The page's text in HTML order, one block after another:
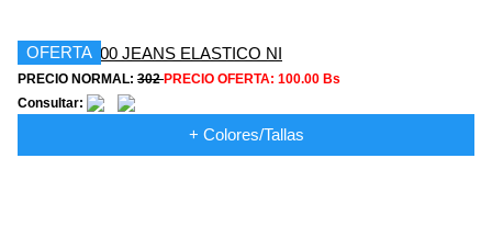
OFERTA
PRECIO NORMAL: 302PRECIO OFERTA: 100.00 Bs
Consultar:
+ Colores/Tallas